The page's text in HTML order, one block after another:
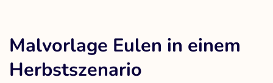
Malvorlage Eulen in einem
Herbstszenario